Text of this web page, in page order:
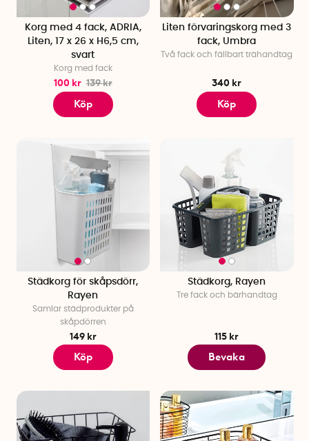
Korg med 4 fack, ADRIA,
Liten, 17 x 26 x H6,5 cm,
svart
Korg med fack
100 kr 139 kr
Köp
Liten förvaringskorg med 3
fack, Umbra
Två fack och fällbart trähandtag
340 kr
Köp
Städkorg för skåpsdörr,
Rayen
Samlar städprodukter på
skåpdörren
149 kr
Köp
Städkorg, Rayen
Tre fack och bärhandtag
115 kr
Bevaka